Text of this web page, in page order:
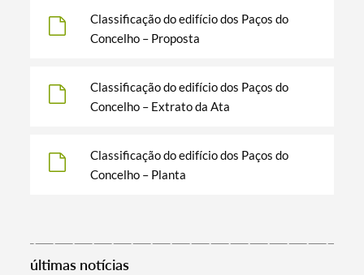
Categorias gerais
Classificação do edifício dos Paços do
Concelho – Proposta
Classificação do edifício dos Paços do
Concelho – Extrato da Ata
Classificação do edifício dos Paços do
Concelho – Planta
últimas notícias